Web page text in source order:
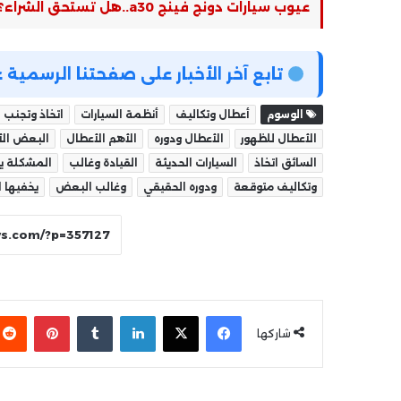
عيوب سيارات دونج فينج a30..هل تستحق الشراء؟
تابع آخر الأخبار على صفحتنا
الوسوم أعطال وتكاليف أنظمة السيارات اتخاذ وتجنب
الأعطال للظهور
الأعطال ودوره الأهم الأعطال البعض
السائق اتخاذ
السيارات الحديثة القيادة وغالب المشكلة
وتكاليف متوقعة
ودوره الحقيقي وغالب البعض يخفيها
شاركها
فيسبوك
‫X لينكدإن